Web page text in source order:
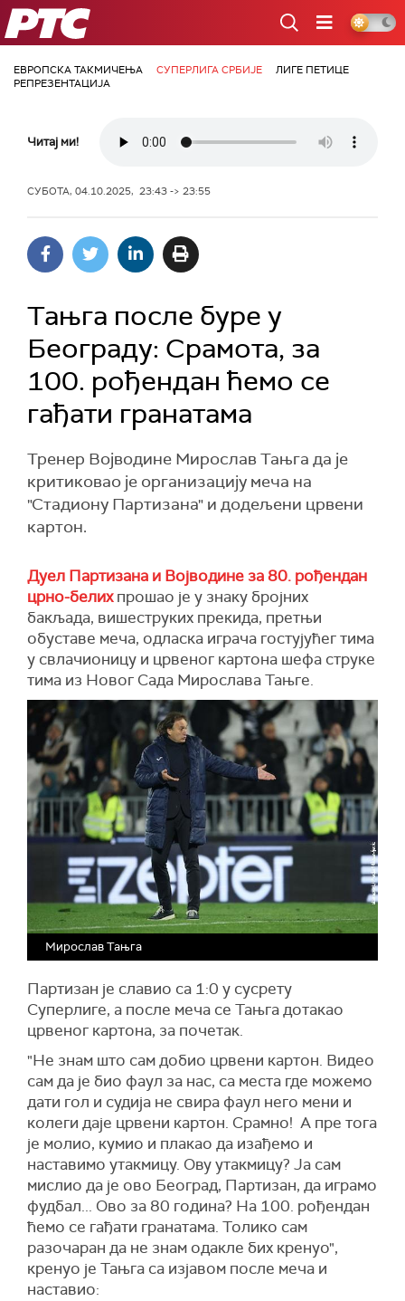
РТС
ЕВРОПСКА ТАКМИЧЕЊА СУПЕРЛИГА СРБИЈЕ
ЛИГЕ ПЕТИЦЕ
РЕПРЕЗЕНТАЦИЈА
Читај ми!
СУБОТА, 04.10.2025, 23:43 -> 23:55
Тањга после буре у
Београду: Срамота, за
100. рођендан ћемо се
гађати гранатама
Тренер Војводине Мирослав Тањга да је
критиковао је организацију меча на
"Стадиону Партизана" и додељени црвени
картон.
Дуел Партизана и Војводине за 80. рођендан
црно-белихпрошао је у знаку бројних
бакљада, вишеструких прекида, претњи
обуставе меча, одласка играча гостујућег тима
у свлачионицу и црвеног картона шефа струке
тима из Новог Сада Мирослава Тањге.
Мирослав Тањга
Партизан је славио са 1:0 у сусрету
Суперлиге, а после меча се Тањга дотакао
црвеног картона, за почетак.
"Не знам што сам добио црвени картон. Видео
сам да је био фаул за нас, са места где можемо
дати гол и судија не свира фаул него мени и
колеги даје црвени картон. Срамно! А пре тога
је молио, кумио и плакао да изађемо и
наставимо утакмицу. Ову утакмицу? Ја сам
мислио да је ово Београд, Партизан, да играмо
фудбал... Ово за 80 година? На 100. рођендан
ћемо се гађати гранатама. Толико сам
разочаран да не знам одакле бих кренуо",
кренуо је Тањга са изјавом после меча и
наставио: